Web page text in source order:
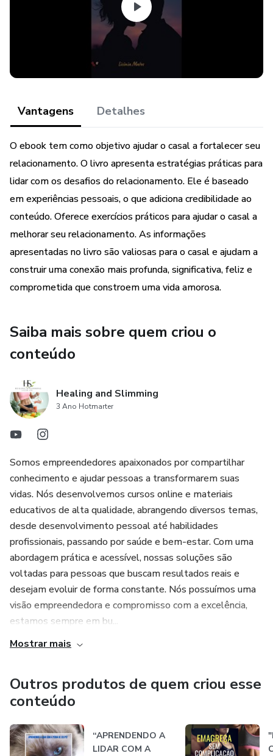
Você aprenderá os principais elementos que formam um
relacionamento saudável e duradouro, e vai descobrir como
aplicá-los em sua própria vida amorosa. Com este ebook,
você terá em suas mãos as estratégias e soluções práticas
que vão ajudá-lo a construir uma conexão mais profunda e
relacionamento mais feliz e amoroso.
Então, se você está empenhado em trabalhar em conjunto
com seu parceiro(a) para fortalecer e melhorar seu
relacionamento, este ebook é o guia ideal. Não perca mais
Relacionamento Heterossexual: Estratégias para uma
Vida Amorosa Mais Plena" e transforme seu
relacionamento em uma fonte de felicidade e realização!
Vantagens Detalhes
O ebook tem como objetivo ajudar o casal a fortalecer seu
relacionamento. O livro apresenta estratégias práticas para
lidar com os desafios do relacionamento. Ele é baseado
em experiências pessoais, o que adiciona credibilidade ao
conteúdo. Oferece exercícios práticos para ajudar o casal a
melhorar seu relacionamento. As informações
apresentadas no livro são valiosas para o casal e ajudam a
construir uma conexão mais profunda, significativa, feliz e
comprometida que constroem uma vida amorosa.
Saiba mais sobre quem criou o
conteúdo
Healing and Slimming
3 Ano Hotmarter
Somos empreendedores apaixonados por compartilhar
conhecimento e ajudar pessoas a transformarem suas
vidas. Nós desenvolvemos cursos online e materiais
educativos de alta qualidade, abrangendo diversos temas,
desde desenvolvimento pessoal até habilidades
profissionais, passando por saúde e bem-estar. Com uma
abordagem prática e acessível, nossas soluções são
voltadas para pessoas que buscam resultados reais e
desejam evoluir de forma constante. Nós possuímos uma
visão empreendedora e compromisso com a excelência,
estamos sempre em bu...
Mostrar mais
Outros produtos de quem criou esse
conteúdo
“APRENDENDO A
LIDAR COM A